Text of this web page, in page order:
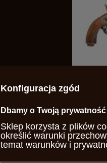
Hunter
dni
3 616,74
Cena
Konfiguracja zgód
Dbamy o Twoją prywatność
Sklep korzysta z plików
określić warunki
temat warunków i